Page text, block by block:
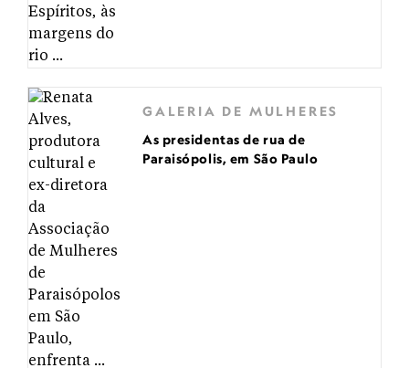
GALERIA DE MULHERES
As presidentas de rua de
Paraisópolis, em São Paulo